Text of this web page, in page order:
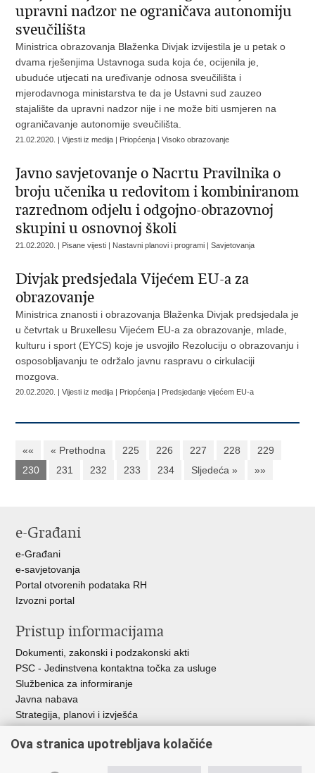
upravni nadzor ne ograničava autonomiju
sveučilišta
Ministrica obrazovanja Blaženka Divjak izvijestila je u petak o
dvama rješenjima Ustavnoga suda koja će, ocijenila je,
ubuduće utjecati na uređivanje odnosa sveučilišta i
mjerodavnoga ministarstva te da je Ustavni sud zauzeo
stajalište da upravni nadzor nije i ne može biti usmjeren na
ograničavanje autonomije sveučilišta.
21.02.2020. | Vijesti iz medija | Priopćenja | Visoko obrazovanje
Javno savjetovanje o Nacrtu Pravilnika o
broju učenika u redovitom i kombiniranom
razrednom odjelu i odgojno-obrazovnoj
skupini u osnovnoj školi
21.02.2020. | Pisane vijesti | Nastavni planovi i programi | Savjetovanja
Divjak predsjedala Vijećem EU-a za
obrazovanje
Ministrica znanosti i obrazovanja Blaženka Divjak predsjedala je
u četvrtak u Bruxellesu Vijećem EU-a za obrazovanje, mlade,
kulturu i sport (EYCS) koje je usvojilo Rezoluciju o obrazovanju i
osposobljavanju te održalo javnu raspravu o cirkulaciji
mozgova.
20.02.2020. | Vijesti iz medija | Priopćenja | Predsjedanje vijećem EU-a
«« « Prethodna 225 226 227 228
229
230
231 232 233 234 Sljedeća » »»
e-Građani
e-Građani
e-savjetovanja
Portal otvorenih podataka RH
Izvozni portal
Pristup informacijama
Dokumenti, zakonski i podzakonski akti
PSC - Jedinstvena kontaktna točka za usluge
Službenica za informiranje
Javna nabava
Strategija, planovi i izvješća
Ova stranica upotrebljava kolačiće